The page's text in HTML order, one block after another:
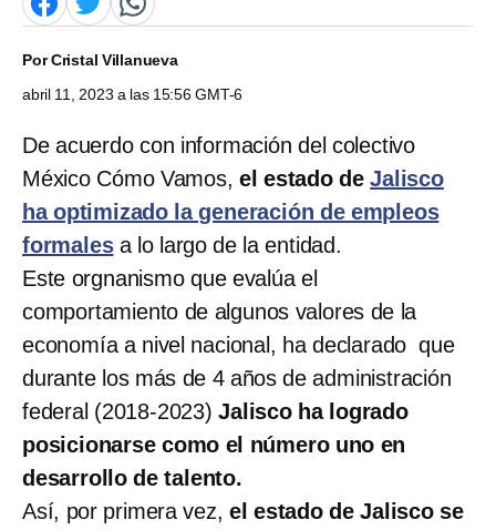
PorCristal Villanueva
abril 11, 2023 a las 15:56 GMT-6
De acuerdo con información del colectivo
México Cómo Vamos,el estado deJalisco
ha optimizado la generación de empleos
formalesa lo largo de la entidad.
Este orgnanismo que evalúa el
comportamiento de algunos valores de la
economía a nivel nacional, ha declarado que
durante los más de 4 años de administración
federal (2018-2023)Jalisco ha logrado
posicionarse como el número uno en
desarrollo de talento.
Así, por primera vez, el estado de Jalisco se